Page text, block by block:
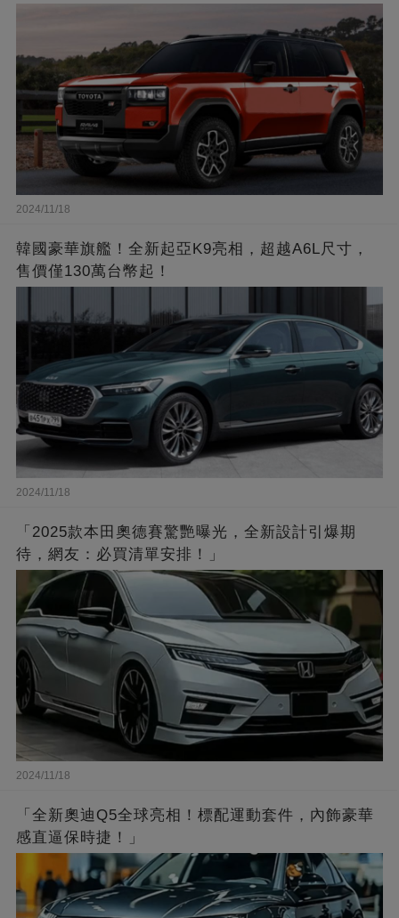
2024/11/18
韓國豪華旗艦！全新起亞K9亮相，超越A6L尺寸，
售價僅130萬台幣起！
2024/11/18
「2025款本田奧德賽驚艷曝光，全新設計引爆期
待，網友：必買清單安排！」
2024/11/18
「全新奧迪Q5全球亮相！標配運動套件，內飾豪華
感直逼保時捷！」